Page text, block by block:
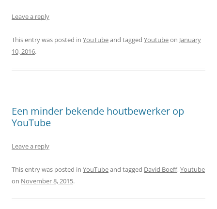
Leave a reply
This entry was posted in YouTubeand tagged Youtubeon January
10, 2016.
Een minder bekende houtbewerker op
YouTube
Leave a reply
This entry was posted in YouTubeand tagged David Boeff,Youtube
on November 8, 2015.